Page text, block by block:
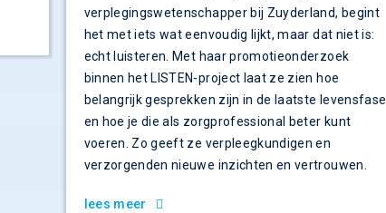
verplegingswetenschapper bij Zuyderland, begint
het met iets wat eenvoudig lijkt, maar dat niet is:
echt luisteren. Met haar promotieonderzoek
binnen het LISTEN-project laat ze zien hoe
belangrijk gesprekken zijn in de laatste levensfase
en hoe je die als zorgprofessional beter kunt
voeren. Zo geeft ze verpleegkundigen en
verzorgenden nieuwe inzichten en vertrouwen.
lees meer